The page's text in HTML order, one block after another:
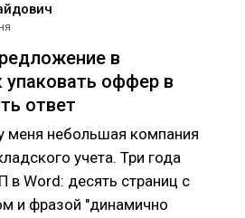
в
упаковать оффер в
ответ
меня небольшая компания
учета. Три года
в Word: десять страниц с
и фразой "динамично